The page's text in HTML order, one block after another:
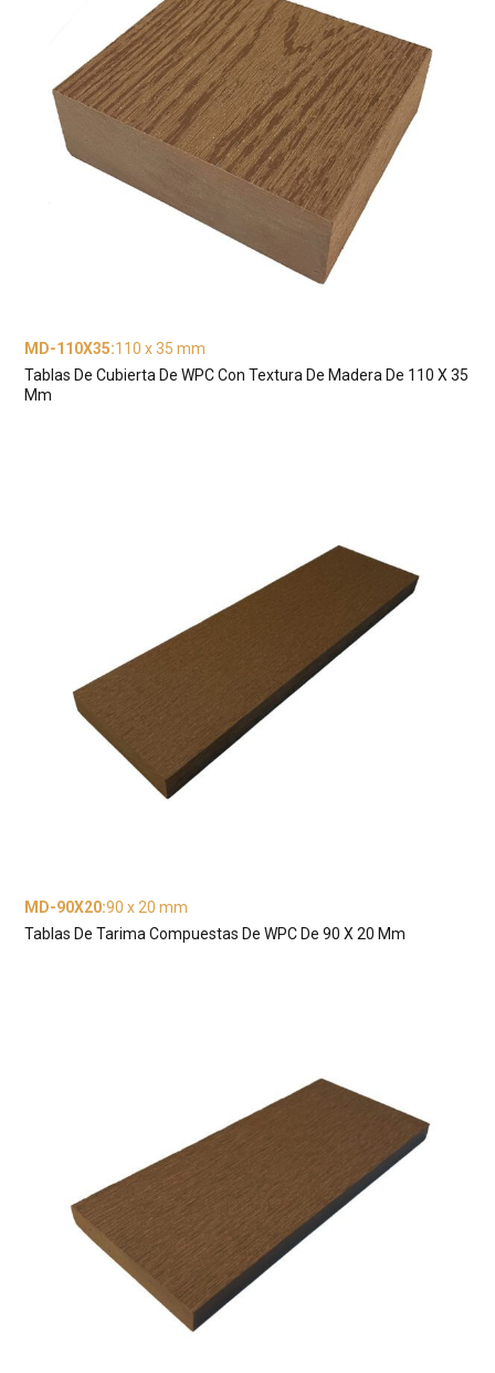
MD-110X35:110 x 35 mm
Tablas De Cubierta De WPC Con Textura De Madera De 110 X 35
Mm
MD-90X20:90 x 20 mm
Tablas De Tarima Compuestas De WPC De 90 X 20 Mm